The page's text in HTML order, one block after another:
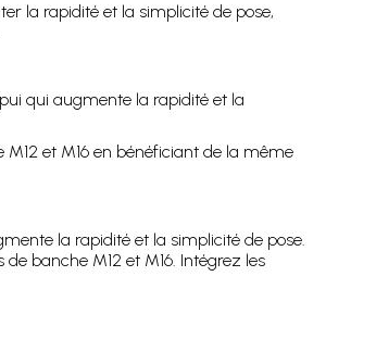
la rapidité et la simplicité de pose,
qui augmente la rapidité et la
et M16 en bénéficiant de la même
la rapidité et la simplicité de pose.
banche M12 et M16. Intégrez les